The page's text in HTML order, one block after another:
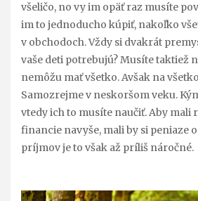
všeličo, no vy im opäť raz musíte
im to jednoducho kúpiť, nakoľko
v obchodoch. Vždy si dvakrát
vaše deti potrebujú? Musíte taktiež
nemôžu mať všetko. Avšak na
Samozrejme v neskoršom veku.
vtedy ich to musíte naučiť.Aby mali
financie navyše, mali by si peniaze
príjmov je to však až príliš náročné.